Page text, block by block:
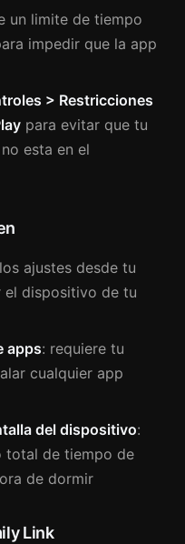
un limite de tiempo
impedir que la app
> Restricciones
para evitar que tu
esta en el
ajustes desde tu
dispositivo de tu
apps: requiere tu
cualquier app
del dispositivo:
total de tiempo de
de dormir
Link